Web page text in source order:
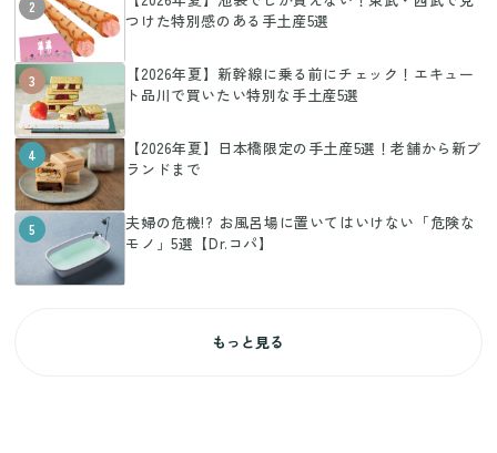
2
つけた特別感のある手土産5選
3
【2026年夏】新幹線に乗る前にチェック！エキュー
ト品川で買いたい特別な手土産5選
4
【2026年夏】日本橋限定の手土産5選！老舗から新ブ
ランドまで
5
夫婦の危機!? お風呂場に置いてはいけない「危険な
モノ」5選【Dr.コパ】
もっと見る